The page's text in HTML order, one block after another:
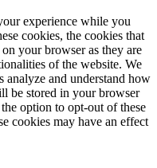
experience while you
cookies, the cookies that
on your browser as they are
of the website. We
analyze and understand how
be stored in your browser
option to opt-out of these
cookies may have an effect